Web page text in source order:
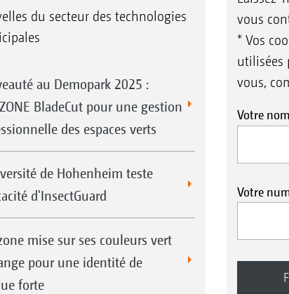
du secteur des technologies
au Demopark 2025 :
BladeCut pour une gestion
des espaces verts
de Hohenheim teste
d'InsectGuard
mise sur ses couleurs vert
pour une identité de
forte
vous
* Vos
utilisées
vous,
Votre nom
Votre